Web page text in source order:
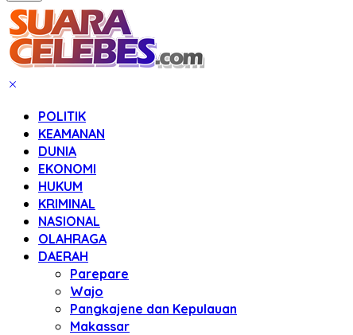
POLITIK
KEAMANAN
DUNIA
EKONOMI
HUKUM
KRIMINAL
NASIONAL
OLAHRAGA
DAERAH
Parepare
Wajo
Pangkajene dan Kepulauan
Makassar